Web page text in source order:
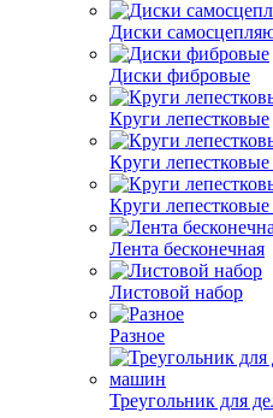
Диски
Диски фибровые
Круги лепестковые
Круги лепестковые
Круги
Лента бесконечная
Листовой набор
Разное
Треугольник для